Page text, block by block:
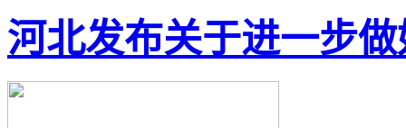
河北发布关于进一步